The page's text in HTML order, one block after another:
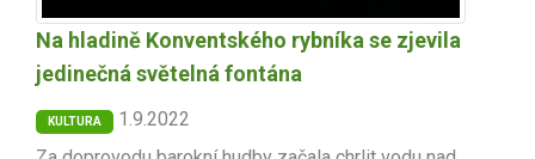
Na hladině Konventského rybníka se zjevila
jedinečná světelná fontána
KULTURA
1.9.2022